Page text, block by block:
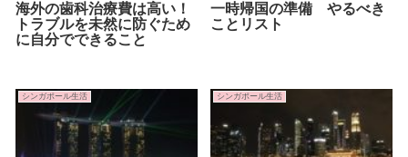
海外の歯科治療費は高い！
トラブルを未然に防ぐため
に自分でできること
一時帰国の準備 やるべき
ことリスト
シンガポール生活 シンガポール生活